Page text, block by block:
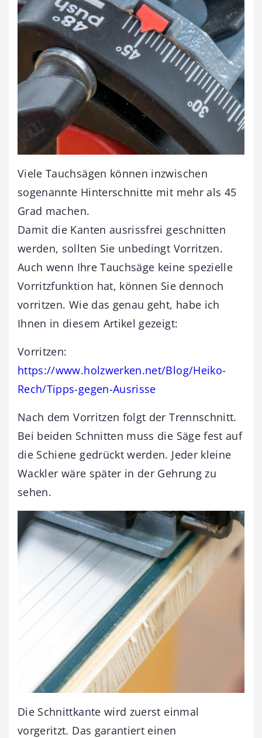
Viele Tauchsägen können inzwischen
sogenannte Hinterschnitte mit mehr als 45
Grad machen.
Damit die Kanten ausrissfrei geschnitten
werden, sollten Sie unbedingt Vorritzen.
Auch wenn Ihre Tauchsäge keine spezielle
Vorritzfunktion hat, können Sie dennoch
vorritzen. Wie das genau geht, habe ich
Ihnen in diesem Artikel gezeigt:
Vorritzen:
https://www.holzwerken.net/Blog/Heiko-
Rech/Tipps-gegen-Ausrisse
Nach dem Vorritzen folgt der Trennschnitt.
Bei beiden Schnitten muss die Säge fest auf
die Schiene gedrückt werden. Jeder kleine
Wackler wäre später in der Gehrung zu
sehen.
Die Schnittkante wird zuerst einmal
vorgeritzt. Das garantiert einen